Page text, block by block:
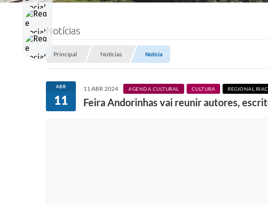
Notícias
Principal Notícias Notícia
ABR
11
11 ABR 2024 AGENDA CULTURAL CULTURA REGIONAL
Feira Andorinhas vai reunir autores,